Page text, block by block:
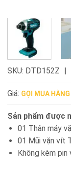
SKU: DTD152Z
Giá: GỌI MUA HÀNG
Sản phẩm được
01 Thân máy
01 Mũi vặn vít
Không kèm pin